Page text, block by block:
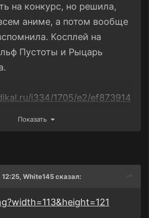
на конкурс, но решила,
аниме, а потом вообще
Косплей на
Пустоты и Рыцарь
i334/1705/e2/ef873914
Показать
White145сказал: